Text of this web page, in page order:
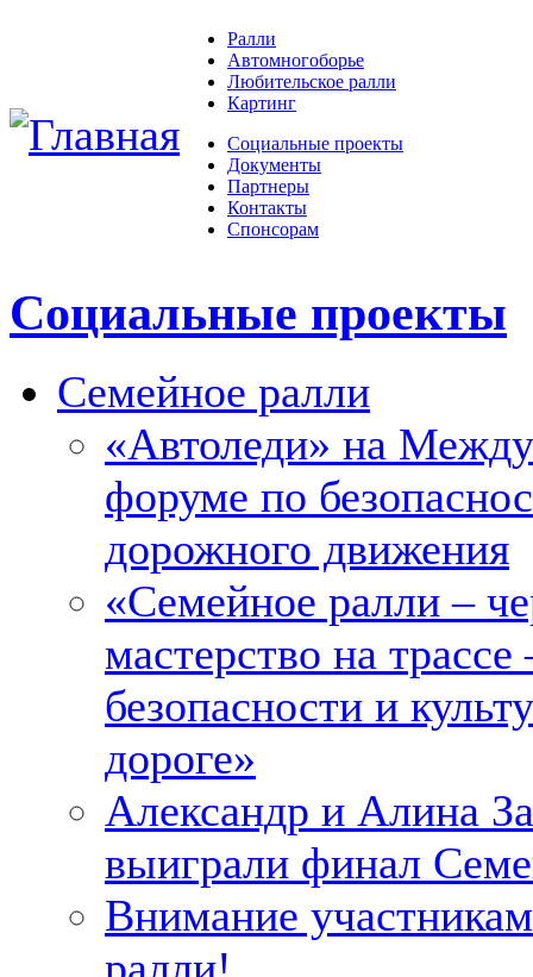
Ралли
Автомногоборье
Любительское ралли
Картинг
Социальные проекты
Документы
Партнеры
Контакты
Спонсорам
Социальные проекты
Семейное ралли
«Автоледи» на
форуме по
дорожного движения
«Семейное ралли –
мастерство на трассе
безопасности и
дороге»
Александр и Алина
выиграли финал
Внимание